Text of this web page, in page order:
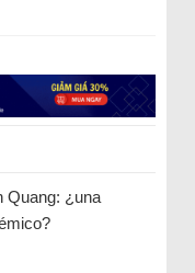
Quang: ¿una